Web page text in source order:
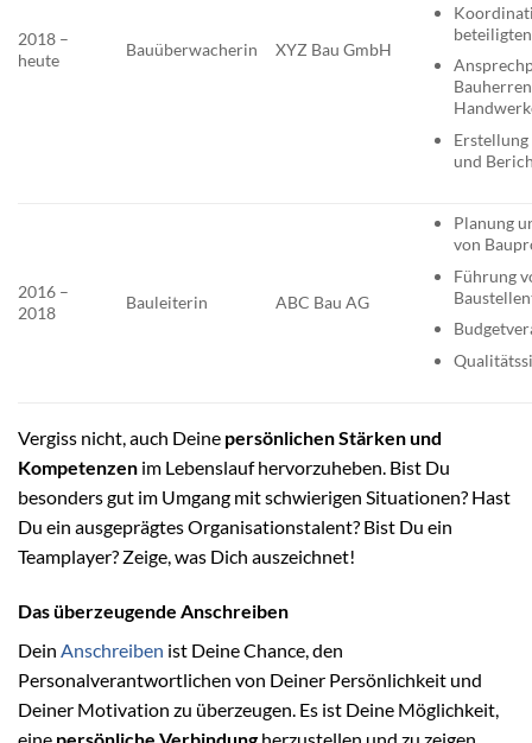
2018 –
heute
Bauüberwacherin XYZ Bau GmbH
und
2016 –
2018
Bauleiterin ABC Bau AG
Planung
von
Führung
Vergiss nicht, auch Deine persönlichen Stärken und
Kompetenzen im Lebenslauf hervorzuheben. Bist Du
besonders gut im Umgang mit schwierigen Situationen? Hast
Du ein ausgeprägtes Organisationstalent? Bist Du ein
Teamplayer? Zeige, was Dich auszeichnet!
Das überzeugende Anschreiben
Dein Anschreiben ist Deine Chance, den
Personalverantwortlichen von Deiner Persönlichkeit und
Deiner Motivation zu überzeugen. Es ist Deine Möglichkeit,